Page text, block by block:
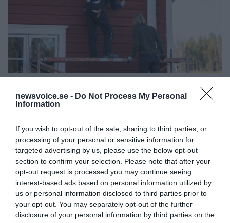
newsvoice.se - Do Not Process My Personal
Information
If you wish to opt-out of the sale, sharing to third parties, or
processing of your personal or sensitive information for
targeted advertising by us, please use the below opt-out
section to confirm your selection. Please note that after your
opt-out request is processed you may continue seeing
interest-based ads based on personal information utilized by
us or personal information disclosed to third parties prior to
your opt-out. You may separately opt-out of the further
disclosure of your personal information by third parties on the
energieffektivare bostäder –
KREAPRENÖR